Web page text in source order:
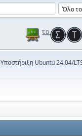
Υποστήριξη Ubuntu 24.04/